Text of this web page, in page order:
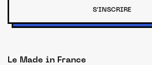
S'INSCRIRE
Le Made in France